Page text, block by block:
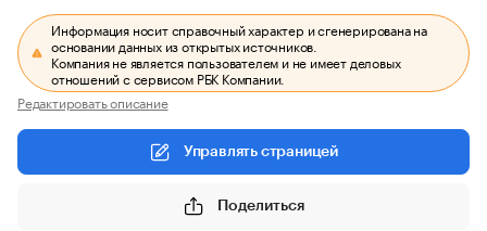
Информация носит справочный характер и сгенерирована на
основании данных из открытых источников.
Компания не является пользователем и не имеет деловых
отношений с сервисом РБК Компании.
Редактировать описание
Управлять страницей
Поделиться